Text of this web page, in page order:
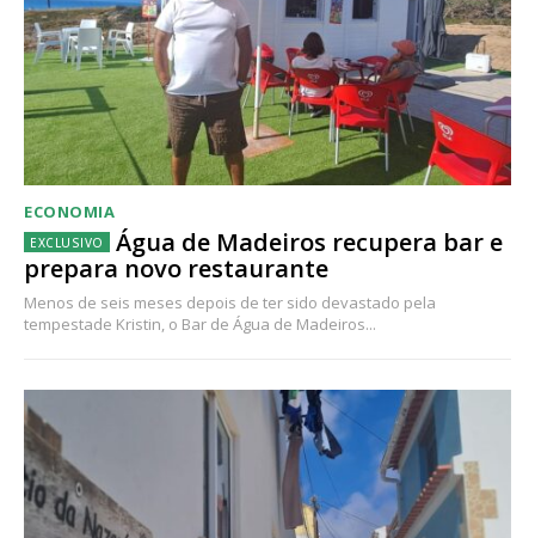
ECONOMIA
Água de Madeiros recupera bar e
prepara novo restaurante
Menos de seis meses depois de ter sido devastado pela
tempestade Kristin, o Bar de Água de Madeiros...